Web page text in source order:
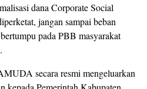
dana Corporate Social
jangan sampai beban
pada PBB masyarakat
secara resmi mengeluarkan